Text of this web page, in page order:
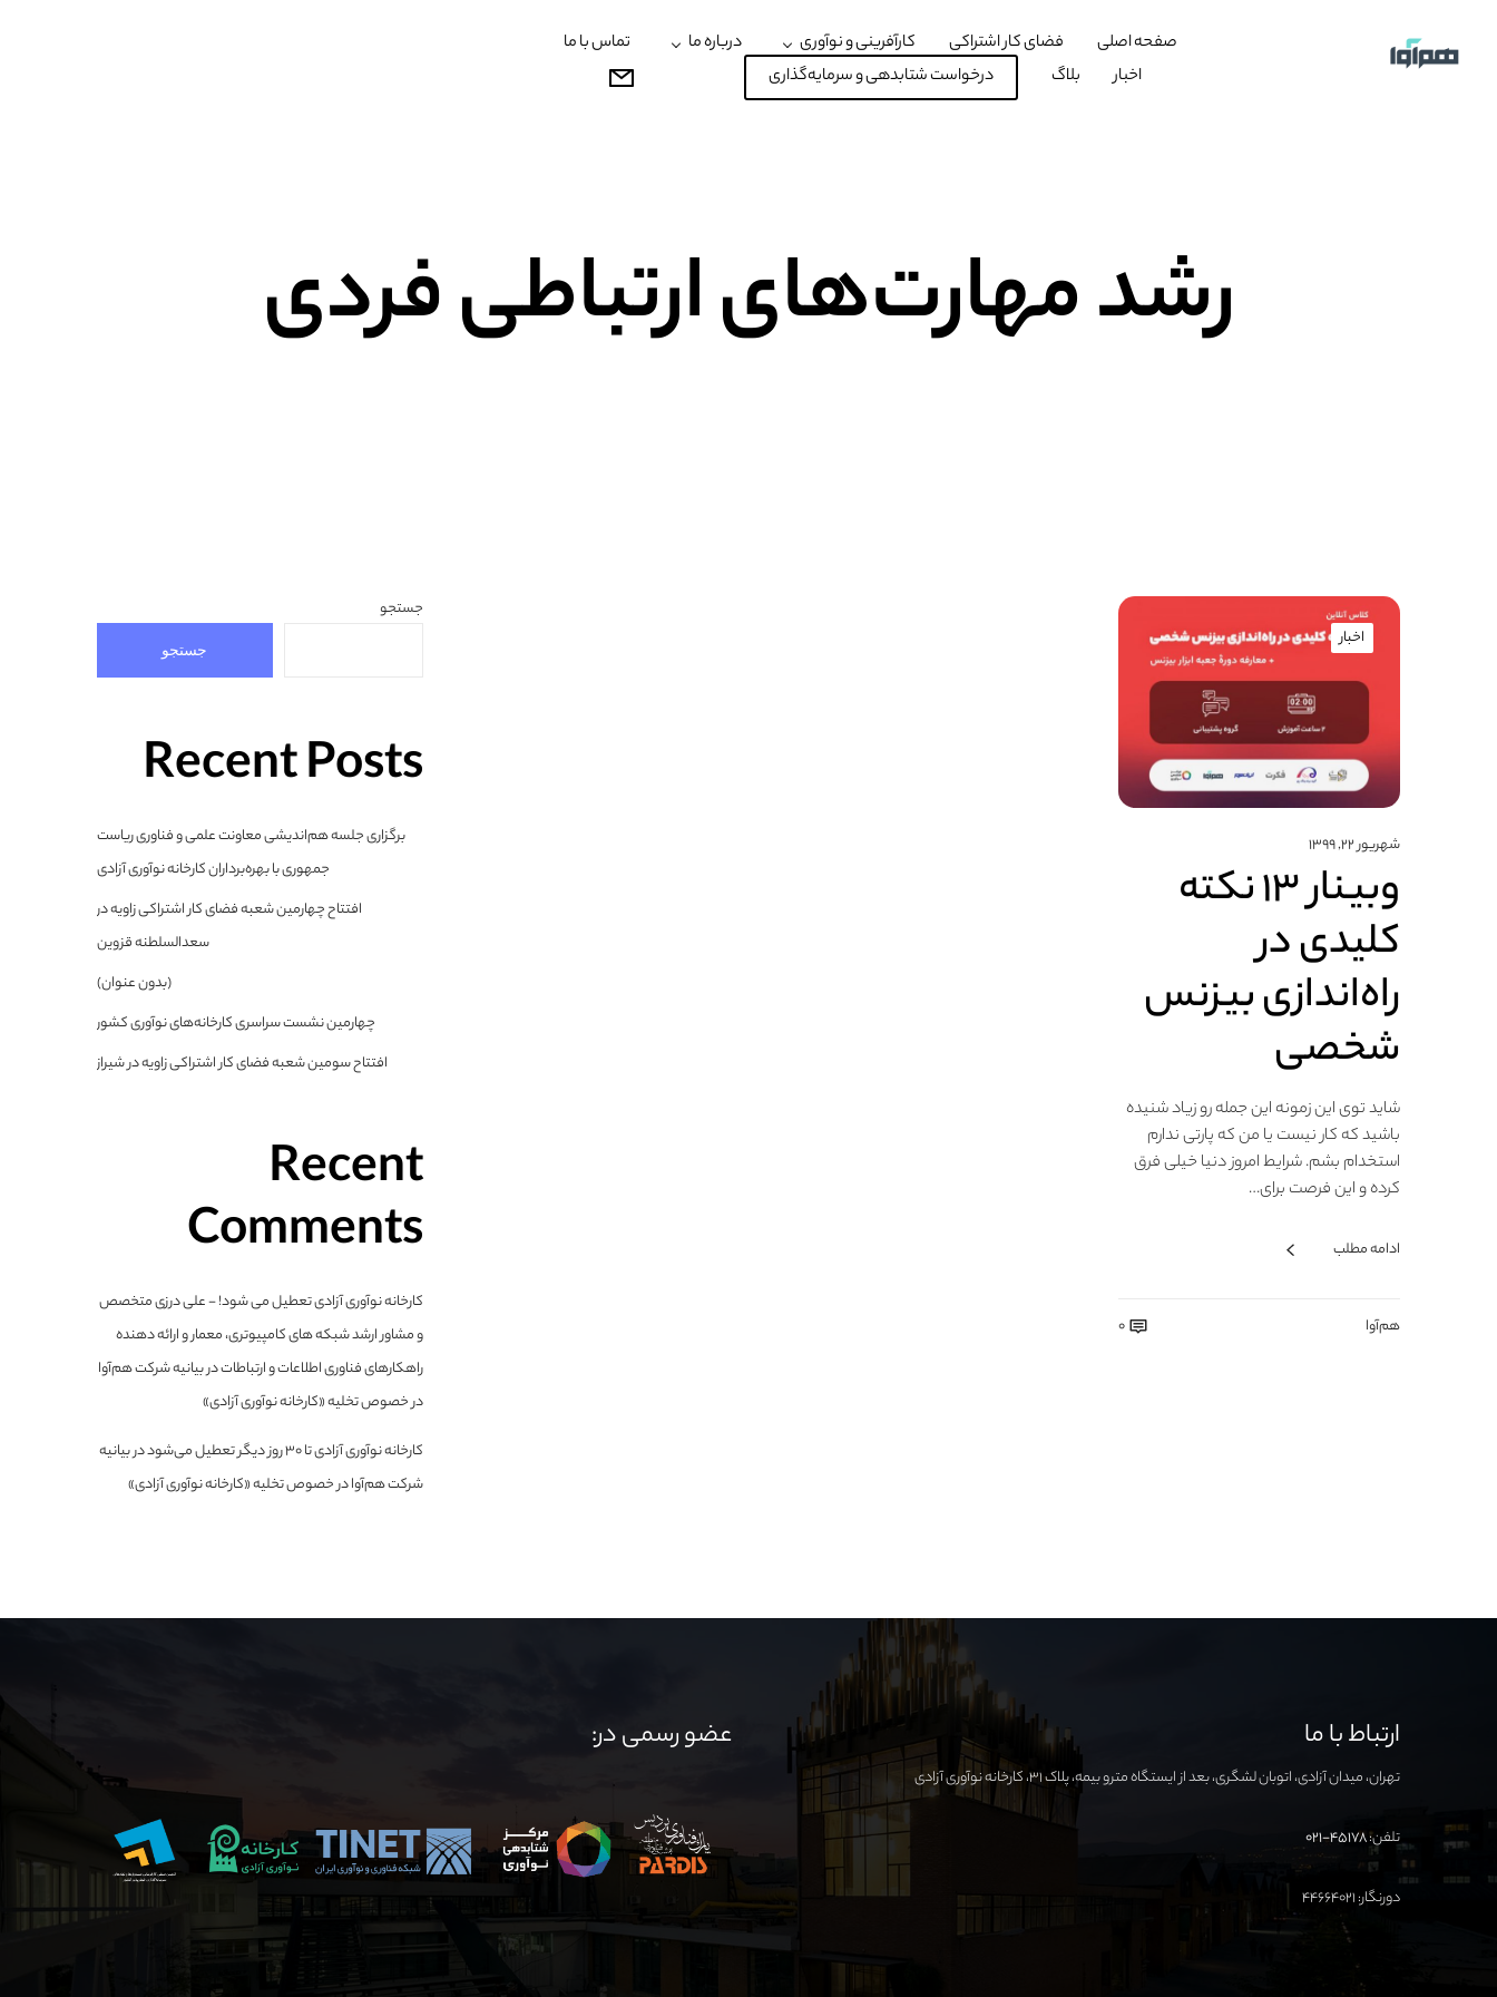
صفحه اصلی فضای کار اشتراکی کارآفرینی و نوآوری درباره ما
تماس با ما
اخبار
بلاگ درخواست شتابدهی و سرمایه‌گذاری
رشد مهارت‌های ارتباطی فردی
اخبار
شهریور ۲۲, ۱۳۹۹
وبینار ۱۳ نکته
کلیدی در
راه‌اندازی بیزنس
شخصی
شاید توی این زمونه این جمله رو زیاد شنیده
باشید که کار نیست یا من که پارتی ندارم
استخدام بشم. شرایط امروز دنیا خیلی فرق
کرده و این فرصت برای…
ادامه مطلب
هم‌آوا 0
جستجو
جستجو
Recent Posts
برگزاری جلسه هم‌اندیشی معاونت علمی و فناوری ریاست
جمهوری با بهره‌برداران کارخانه نوآوری آزادی
افتتاح چهارمین شعبه فضای کار اشتراکی زاویه در
سعدالسلطنه قزوین
(بدون عنوان)
چهارمین نشست سراسری کارخانه‌های نوآوری کشور
افتتاح سومین شعبه فضای کار اشتراکی زاویه در شیراز
Recent
Comments
کارخانه نوآوری آزادی تعطیل می شود! - علی درزی متخصص
و مشاور ارشد شبکه های کامپیوتری، معمار و ارائه دهنده
راهکارهای فناوری اطلاعات و ارتباطاتدربیانیه شرکت هم‌آوا
در خصوص تخلیه «کارخانه نوآوری آزادی»
کارخانه نوآوری آزادی تا ۳۰ روز دیگر تعطیل می‌شود دربیانیه
شرکت هم‌آوا در خصوص تخلیه «کارخانه نوآوری آزادی»
ارتباط با ما
تهران، میدان آزادی، اتوبان لشگری، بعد از ایستگاه مترو بیمه، پلاک ۳۱، کارخانه نوآوری آزادی
تلفن:۴۵۱۷۸-۰۲۱
دورنگار: ۴۴۶۶۴۰۲۱
عضو رسمی در: